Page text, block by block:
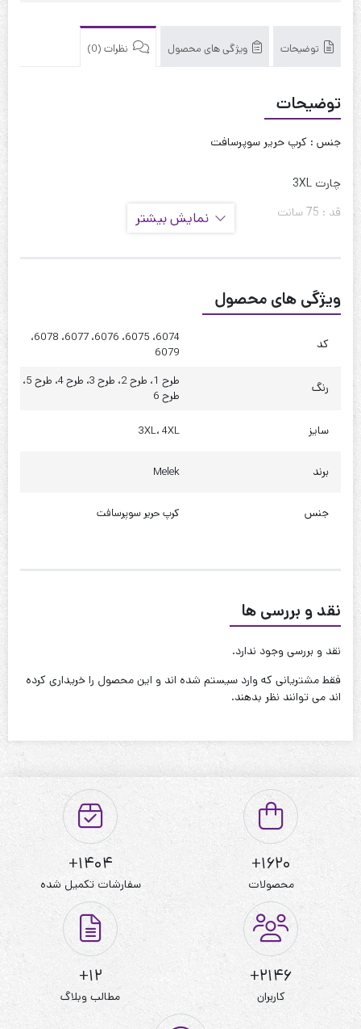
توضیحات ویژگی های محصول نظرات (0)
توضیحات
جنس : کرپ حریر سوپرسافت
چارت 3XL
قد : 75 سانت
دور بازو : 42 سانت
دور باسن : 115 تا 120
چارت 4XL
حلقه آستین : 60 سانت
دور کمر : 120 تا 125
دور باسن : 125 تا 130
کیفیت دوخت:عالی
قابل شستشو:دارد
نمایش بیشتر
ویژگی های محصول
کد
6074، 6075، 6076، 6077، 6078،
6079
رنگ
طرح 1، طرح 2، طرح 3، طرح 4، طرح 5،
طرح 6
سایز 3XL، 4XL
برند Melek
جنس کرپ حریر سوپرسافت
نقد و بررسی ها
نقد و بررسی وجود ندارد.
فقط مشتریانی که وارد سیستم شده اند و این محصول را خریداری کرده
اند می توانند نظر بدهند.
1620+
محصولات
1404+
سفارشات تکمیل شده
2146+
کاربران
12+
مطالب وبلاگ